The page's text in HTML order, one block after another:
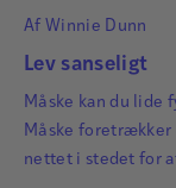
Af Winnie Dunn
Lev sanseligt
Måske kan du lide
Måske foretrækker
nettet i stedet for